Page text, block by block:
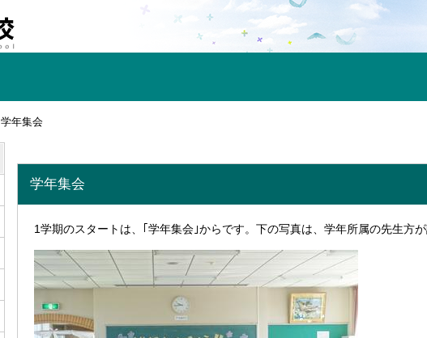
学年集会
学年集会
1学期のスタートは、｢学年集会｣からです。下の写真は、学年所属の先生方が